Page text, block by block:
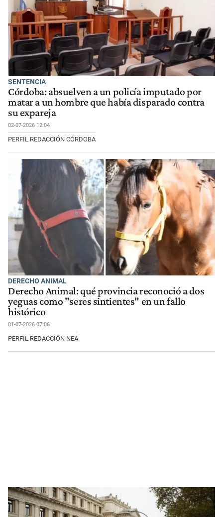
SENTENCIA
Córdoba: absuelven a un policía imputado por
matar a un hombre que había disparado contra
su expareja
02-07-2026 12:04
PERFIL REDACCIÓN CÓRDOBA
DERECHO ANIMAL
Derecho Animal: qué provincia reconoció a dos
yeguas como "seres sintientes" en un fallo
histórico
01-07-2026 07:06
PERFIL REDACCIÓN NEA